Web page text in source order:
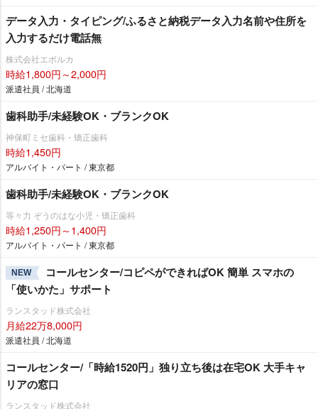
データ入力・タイピング/ふるさと納税データ入力名前や住所を
入力するだけ電話無
株式会社エボルカ
時給1,800円～2,000円
派遣社員 / 北海道
歯科助手/未経験OK・ブランクOK
神保町ミセ歯科・矯正歯科
時給1,450円
アルバイト・パート / 東京都
歯科助手/未経験OK・ブランクOK
等々力 ぞうのはな小児・矯正歯科
時給1,250円～1,400円
アルバイト・パート / 東京都
NEW
コールセンター/コピペができればOK 簡単 スマホの
「使いかた」サポート
ランスタッド株式会社
月給22万8,000円
派遣社員 / 北海道
コールセンター/「時給1520円」独り立ち後は在宅OK 大手キャ
リアの窓口
ランスタッド株式会社